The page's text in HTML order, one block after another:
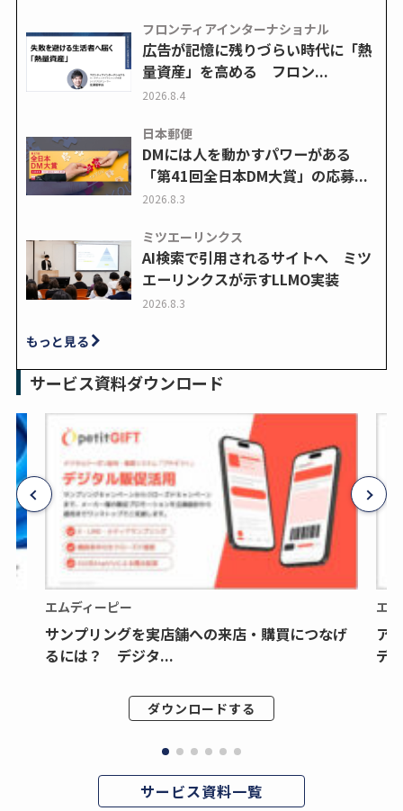
フロンティアインターナショナル
広告が記憶に残りづらい時代に「熱
量資産」を高める フロン...
2026.8.4
日本郵便
DMには人を動かすパワーがある
「第41回全日本DM大賞」の応募...
2026.8.3
ミツエーリンクス
AI検索で引用されるサイトへ ミツ
エーリンクスが示すLLMO実装
2026.8.3
もっと見る
サービス資料ダウンロード
エムディーピー
サンプリングを実店舗への来店・購買につなげ
るには？ デジタ...
ダウンロードする
エ
ア
デ
サービス資料一覧